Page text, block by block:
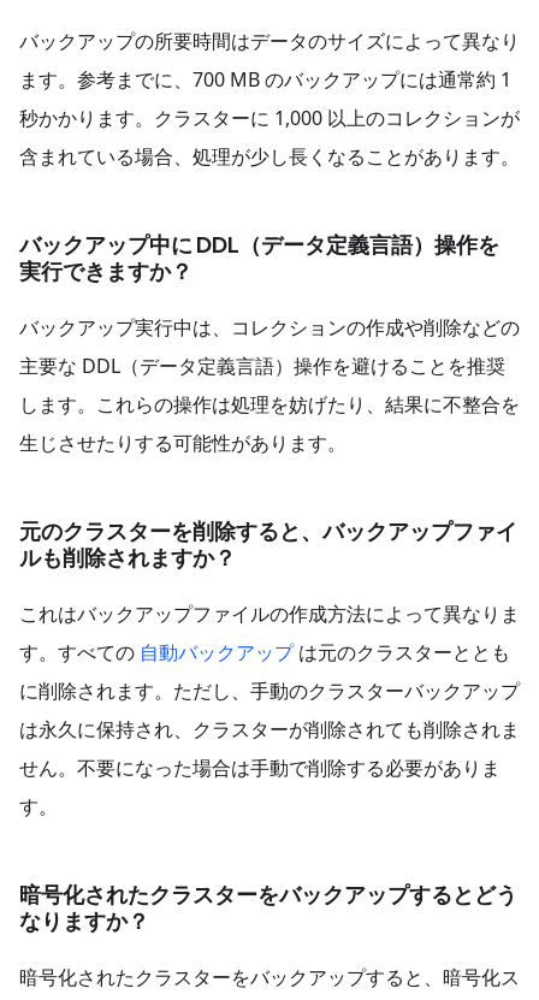
バックアップの所要時間はデータのサイズによって異なり
ます。参考までに、700 MB のバックアップには通常約 1
秒かかります。クラスターに 1,000 以上のコレクションが
含まれている場合、処理が少し長くなることがあります。
バックアップ中に DDL（データ定義言語）操作を
実行できますか？
バックアップ実行中は、コレクションの作成や削除などの
主要な DDL（データ定義言語）操作を避けることを推奨
します。これらの操作は処理を妨げたり、結果に不整合を
生じさせたりする可能性があります。
元のクラスターを削除すると、バックアップファイ
ルも削除されますか？
これはバックアップファイルの作成方法によって異なりま
す。すべての 自動バックアップは元のクラスターととも
に削除されます。ただし、手動のクラスターバックアップ
は永久に保持され、クラスターが削除されても削除されま
せん。不要になった場合は手動で削除する必要がありま
す。
暗号化されたクラスターをバックアップするとどう
なりますか？
暗号化されたクラスターをバックアップすると、暗号化ス